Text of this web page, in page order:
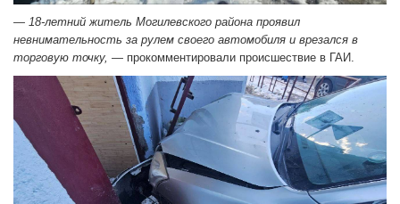
— 18-летний житель Могилевского района проявил
невнимательность за рулем своего автомобиля и врезался в
торговую точку, — прокомментировали происшествие в ГАИ.